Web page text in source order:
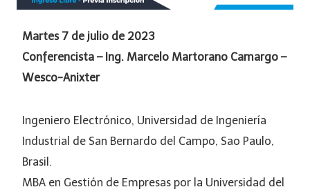
Martes 7 de julio de 2023
Conferencista – Ing. Marcelo Martorano Camargo –
Wesco-Anixter
Ingeniero Electrónico, Universidad de Ingeniería
Industrial de San Bernardo del Campo, Sao Paulo,
Brasil.
MBA en Gestión de Empresas por la Universidad del